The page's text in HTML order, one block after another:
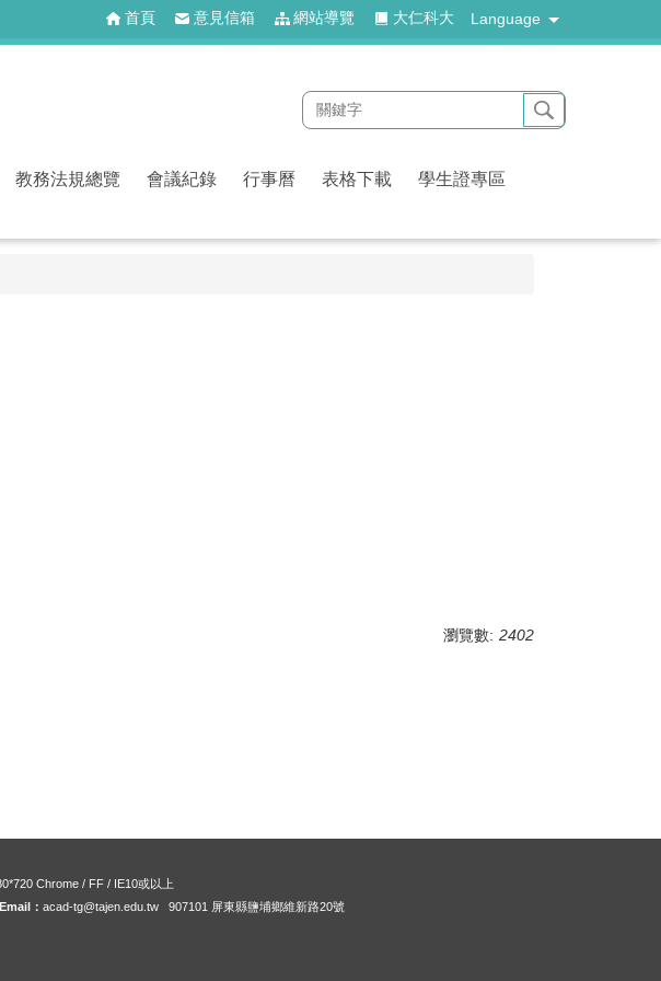
首頁 意見信箱 網站導覽 大仁科大 Language
教務法規總覽 會議紀錄 行事曆 表格下載 學生證專區
瀏覽數: 2402
Chrome / FF / IE10或以上
Email： acad-tg@tajen.edu.tw 907101 屏東縣鹽埔鄉維新路20號